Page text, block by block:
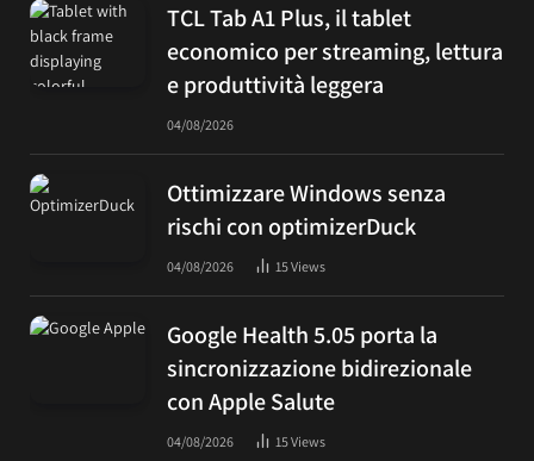
TCL Tab A1 Plus, il tablet
economico per streaming, lettura
e produttività leggera
04/08/2026
Ottimizzare Windows senza
rischi con optimizerDuck
04/08/2026 15Views
Google Health 5.05 porta la
sincronizzazione bidirezionale
con Apple Salute
04/08/2026 15Views